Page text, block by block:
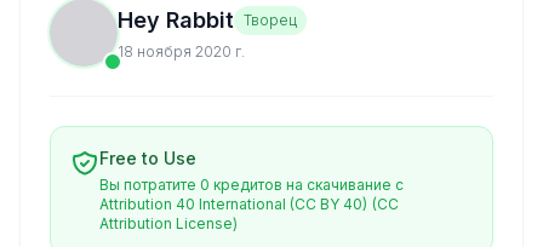
Hey Rabbit Творец
18 ноября 2020 г.
Free to Use
Вы потратите 0 кредитов на скачивание с
Attribution 40 International (CC BY 40) (CC
Attribution License)